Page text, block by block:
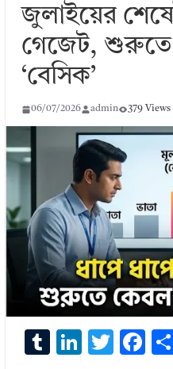
জুলাইয়ের
গেজেট, শুরুতে
‘বেসিক’
06/07/2026 admin 379 Views
T
Li
T
F